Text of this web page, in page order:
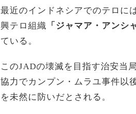
最近のインドネシアでのテロに
興テロ組織 「ジャマア・アンシ
ている。
このJADの壊滅を目指す治安当
協力でカンプン・ムラユ事件以
を未然に防いだとされる。